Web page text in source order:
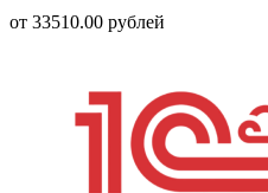
от 33510.00 рублей